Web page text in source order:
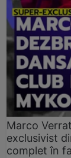
Marco
exclusivist
complet în